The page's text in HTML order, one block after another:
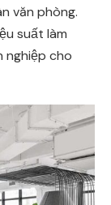
văn phòng.
suất làm
nghiệp cho